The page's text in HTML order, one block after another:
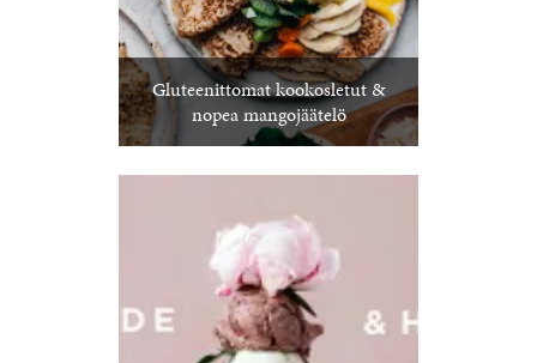
Gluteenittomat kookosletut &
nopea mangojäätelö